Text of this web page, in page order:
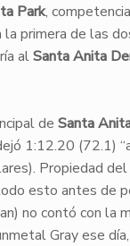
Park,
primera de las
alSanta Anita
de Santa
1:12.20 (72.1)
Propiedad del
esto antes de
no contó con la
Gray ese